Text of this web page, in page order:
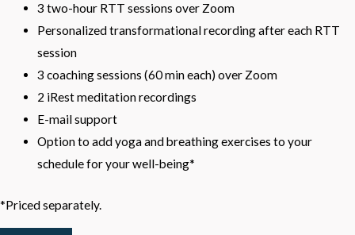
3 two-hour RTT sessions over Zoom
Personalized transformational recording after each RTT
session
3 coaching sessions (60 min each) over Zoom
2 iRest meditation recordings
E-mail support
Option to add yoga and breathing exercises to your
schedule for your well-being*
*Priced separately.